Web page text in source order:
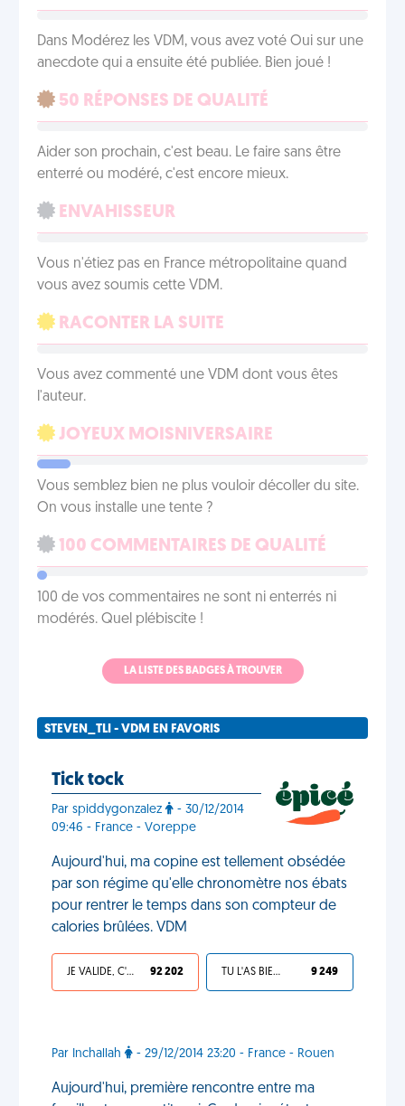
Dans Modérez les VDM, vous avez voté Oui sur une
anecdote qui a ensuite été publiée. Bien joué !
50 RÉPONSES DE QUALITÉ
Aider son prochain, c'est beau. Le faire sans être
enterré ou modéré, c'est encore mieux.
ENVAHISSEUR
Vous n'étiez pas en France métropolitaine quand
vous avez soumis cette VDM.
RACONTER LA SUITE
Vous avez commenté une VDM dont vous êtes
l'auteur.
JOYEUX MOISNIVERSAIRE
Vous semblez bien ne plus vouloir décoller du site.
On vous installe une tente ?
100 COMMENTAIRES DE QUALITÉ
100 de vos commentaires ne sont ni enterrés ni
modérés. Quel plébiscite !
LA LISTE DES BADGES À TROUVER
STEVEN_TLI - VDM EN FAVORIS
Tick tock
Par spiddygonzalez
- 30/12/2014
09:46 - France - Voreppe
Aujourd'hui, ma copine est tellement obsédée
par son régime qu'elle chronomètre nos ébats
pour rentrer le temps dans son compteur de
calories brûlées. VDM
JE VALIDE, C'EST UNE VDM 92 202 TU L'AS BIEN MÉRITÉ 9 249
Par Inchallah - 29/12/2014 23:20 - France - Rouen
Aujourd'hui, première rencontre entre ma